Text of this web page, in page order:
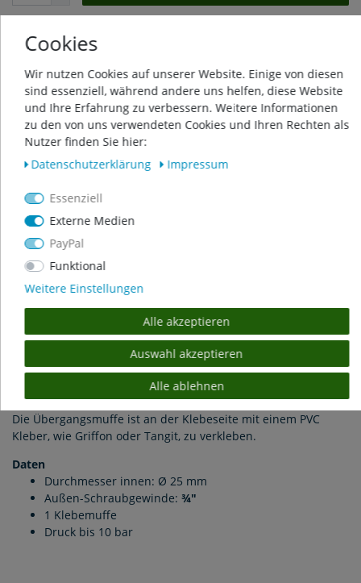
* inkl. ges. MwSt. zzgl.Versandkosten
PVC Übergangsmuffe 25 mm x¾"Außengewinde
Die Übergangsmuffe kann auf Geräte mit Innengewinde, wie
Filterpumpen und UVC Geräte, in entsprechender Zollgröße
Die Übergangsmuffe ist an der Klebeseite mit einem PVC
Kleber, wie Griffon oder Tangit, zu verkleben.
Daten
Durchmesser innen: Ø 25 mm
Außen-Schraubgewinde: ¾"
1 Klebemuffe
Druck bis 10 bar
Cookies
Wir nutzen Cookies auf unserer Website. Einige von diesen
sind essenziell, während andere uns helfen, diese Website
und Ihre Erfahrung zu verbessern. Weitere Informationen
zu den von uns verwendeten Cookies und Ihren Rechten als
Nutzer finden Sie hier:
Daten­schutz­erklärung
Impressum
Essenziell
Externe Medien
PayPal
Funktional
Weitere Einstellungen
Alle akzeptieren
Auswahl akzeptieren
Alle ablehnen